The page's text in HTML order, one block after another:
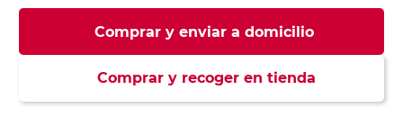
Comprar y enviar a domicilio
Comprar y recoger en tienda